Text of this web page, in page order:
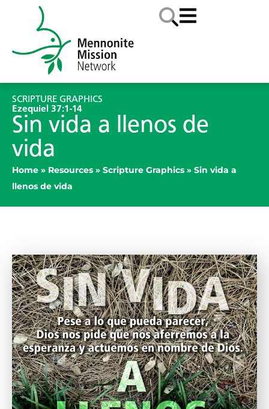
SCRIPTURE GRAPHICS
Ezequiel 37:1-14
Sin vida a llenos de
vida
Home » Resources » Scripture Graphics » Sin vida a
llenos de vida